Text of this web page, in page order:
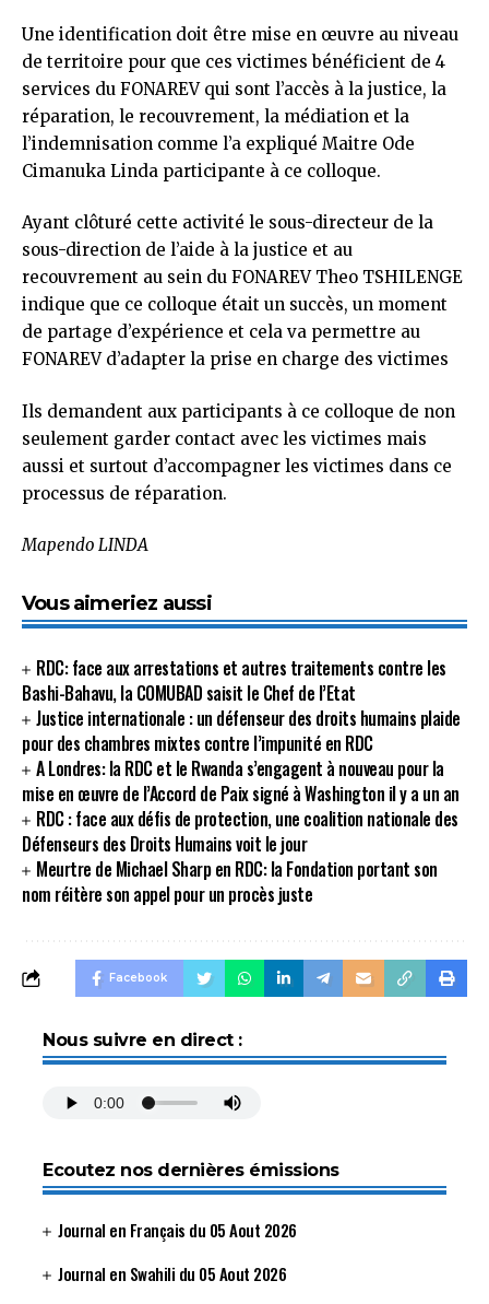
Une identification doit être mise en œuvre au niveau
de territoire pour que ces victimes bénéficient de 4
services du FONAREV qui sont l’accès à la justice, la
réparation, le recouvrement, la médiation et la
l’indemnisation comme l’a expliqué Maitre Ode
Cimanuka Linda participante à ce colloque.
Ayant clôturé cette activité le sous-directeur de la
sous-direction de l’aide à la justice et au
recouvrement au sein du FONAREV Theo TSHILENGE
indique que ce colloque était un succès, un moment
de partage d’expérience et cela va permettre au
FONAREV d’adapter la prise en charge des victimes
Ils demandent aux participants à ce colloque de non
seulement garder contact avec les victimes mais
aussi et surtout d’accompagner les victimes dans ce
processus de réparation.
Mapendo LINDA
Vous aimeriez aussi
RDC: face aux arrestations et autres traitements contre les
Bashi-Bahavu, la COMUBAD saisit le Chef de l’Etat
Justice internationale : un défenseur des droits humains plaide
pour des chambres mixtes contre l’impunité en RDC
A Londres: la RDC et le Rwanda s’engagent à nouveau pour la
mise en œuvre de l’Accord de Paix signé à Washington il y a un an
RDC : face aux défis de protection, une coalition nationale des
Défenseurs des Droits Humains voit le jour
Meurtre de Michael Sharp en RDC: la Fondation portant son
nom réitère son appel pour un procès juste
Facebook
Nous suivre en direct :
Ecoutez nos dernières émissions
Journal en Français du 05 Aout 2026
Journal en Swahili du 05 Aout 2026